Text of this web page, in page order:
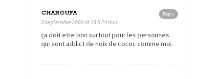
Reply
CHAROUFA
3 septembre 2008 at 18 h 24 min
ça doit etre bon surtout pour les personnes
qui sont addict de noix de cococ comme moi.